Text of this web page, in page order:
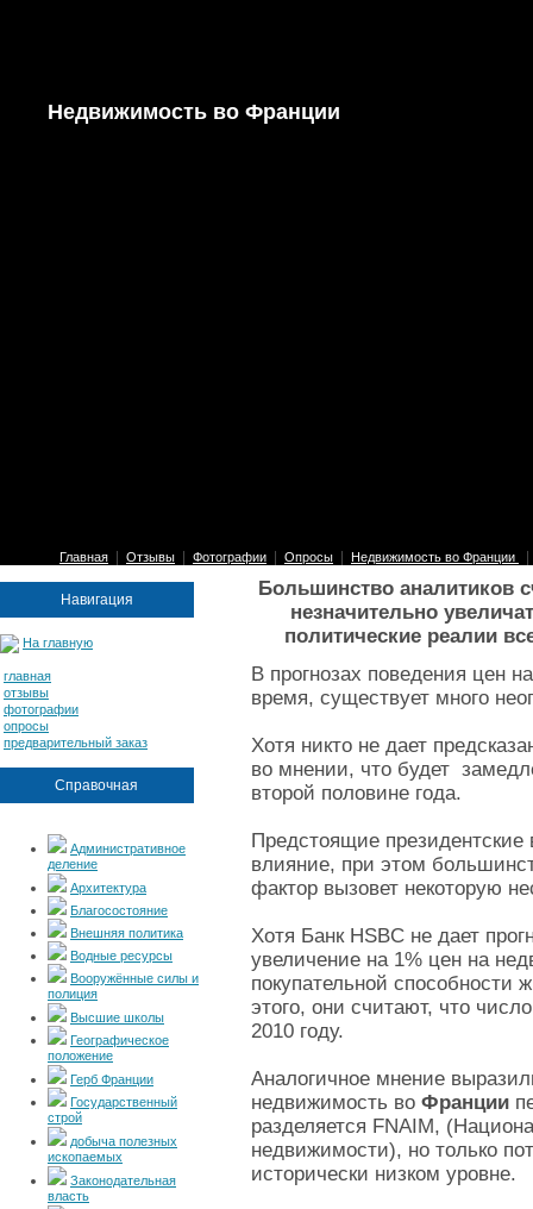
Недвижимость во Франции
Главная Отзывы Фотографии Опросы Недвижимость во Франции
Навигация
На главную
главная
отзывы
фотографии
опросы
предварительный заказ
Справочная
Административное
деление
Архитектура
Благосостояние
Внешняя политика
Водные ресурсы
Вооружённые силы и
полиция
Высшие школы
Географическое
положение
Герб Франции
Государственный
строй
добыча полезных
ископаемых
Законодательная
власть
Большинство аналитиков
незначительно
политические реалии
В прогнозах поведения цен
время, существует много
Хотя никто не дает
во мнении, что будет
второй половине года.
Предстоящие
влияние, при этом
фактор вызовет некоторую
Хотя Банк HSBC не дает
увеличение на 1% цен на
покупательной
этого, они считают, что
2010 году.
Аналогичное мнение
недвижимость воФранции
разделяется FNAIM,
недвижимости), но только
исторически низком уровне.